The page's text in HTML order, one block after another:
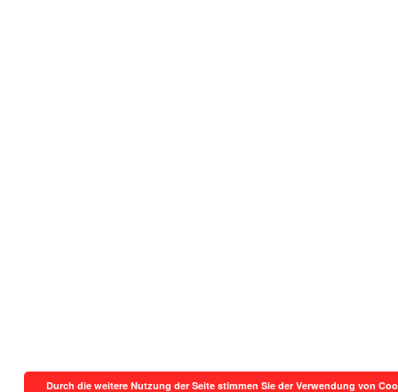
Durch die weitere Nutzung der Seite stimmen Sie der Verwendung von